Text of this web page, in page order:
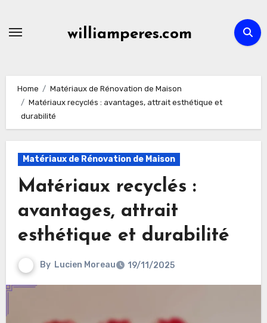
williamperes.com
Home
Matériaux de Rénovation de Maison
Matériaux recyclés : avantages, attrait esthétique et
durabilité
Matériaux de Rénovation de Maison
Matériaux recyclés :
avantages, attrait
esthétique et durabilité
By Lucien Moreau 19/11/2025